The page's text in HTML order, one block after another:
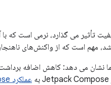
تأثیر می گذارد، نرمی است
مهم است که از واکنش‌های
نشان می دهد: کاهش اضافه
عملکرد Jetpack Compose